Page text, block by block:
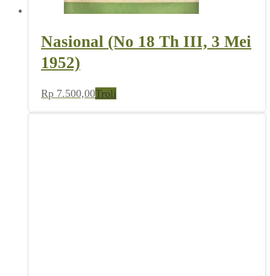
Nasional (No 18 Th III, 3 Mei
1952)
Rp 7.500,00Troli